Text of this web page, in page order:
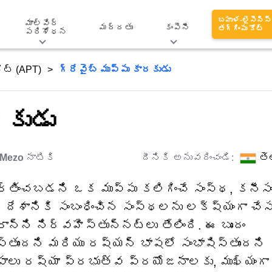
మాల్వేర్
పరిశోధన
మద్దతు కంపెనీ
బహుళ-లైసెన్స్
తగ్గింపు కోట్
(APT) గ్రేవైబ్ ముప్పు కారకుడు
Mezo నాటికి దీనికి అనువదించండి:
గుర్తించబడని ఒక ముప్పు కలిగించే సంస్థ,
సంబంధించిన సంస్థలను లక్ష్యంగా
నిర్వహిస్తున్నట్లు తేలింది. ఈ బృందం
మరియు రష్యన్ భాషలో సంభాషిస్తుందని
రష్యా ప్రభుత్వ ప్రయోజనాలకు, ముఖ్యంగా